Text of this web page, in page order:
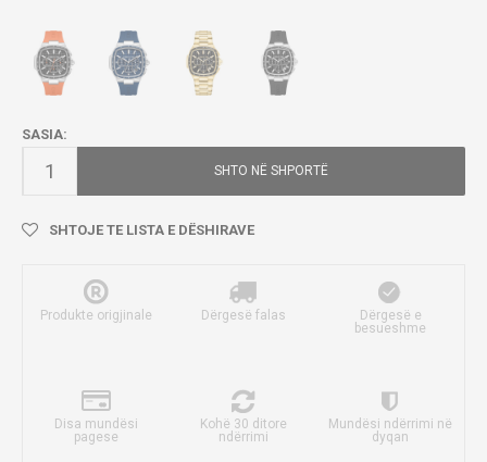
SASIA:
SHTO NË SHPORTË
SHTOJE TE LISTA E DËSHIRAVE
Produkte origjinale Dërgesë falas
Dërgesë e
besueshme
Disa mundësi
pagese
Kohë 30 ditore
ndërrimi
Mundësi ndërrimi në
dyqan